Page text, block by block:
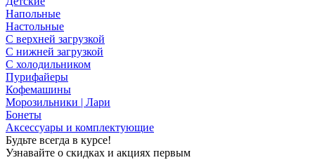
Напольные
Настольные
С верхней загрузкой
С нижней загрузкой
С холодильником
Пурифайеры
Кофемашины
Морозильники | Лари
Бонеты
Аксессуары и комплектующие
Будьте всегда в курсе!
Узнавайте о скидках и акциях первым